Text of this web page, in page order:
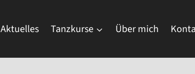
Aktuelles Tanzkurse Über mich